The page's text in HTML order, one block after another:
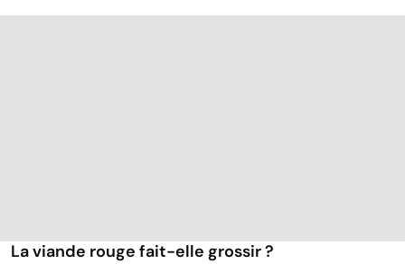
La viande rouge fait-elle grossir ?